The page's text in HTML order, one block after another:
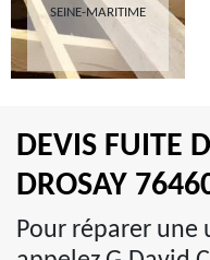
SEINE-MARITIME
DEVIS FUITE
DROSAY
Pour réparer